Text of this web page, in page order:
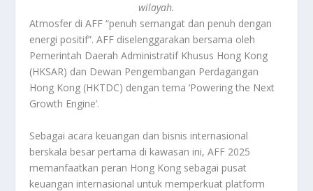
wilayah.
Atmosfer di AFF “penuh semangat dan penuh dengan
energi positif”. AFF diselenggarakan bersama oleh
Pemerintah Daerah Administratif Khusus Hong Kong
(HKSAR) dan Dewan Pengembangan Perdagangan
Hong Kong (HKTDC) dengan tema ‘Powering the Next
Growth Engine’.
Sebagai acara keuangan dan bisnis internasional
berskala besar pertama di kawasan ini, AFF 2025
memanfaatkan peran Hong Kong sebagai pusat
keuangan internasional untuk memperkuat platform